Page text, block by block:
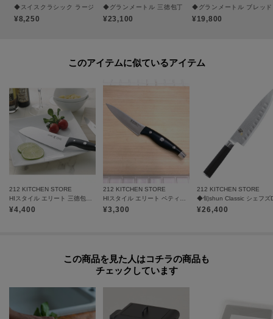
◆スイスクラシック ラージシェフナイフ 25cm ＜VICTORINOX ビクトリノックス＞
¥8,250
◆グランメートル 三徳包丁 プラス ＜VICTORINOX ビク
¥23,100
◆グランメートル ブレッ
¥19,800
このアイテムに似ているアイテム
212 KITCHEN STORE
¥4,400
212 KITCHEN STORE
¥3,300
212 KITCHEN STORE
¥26,400
この商品を見た人はコチラの商品も
チェックしています